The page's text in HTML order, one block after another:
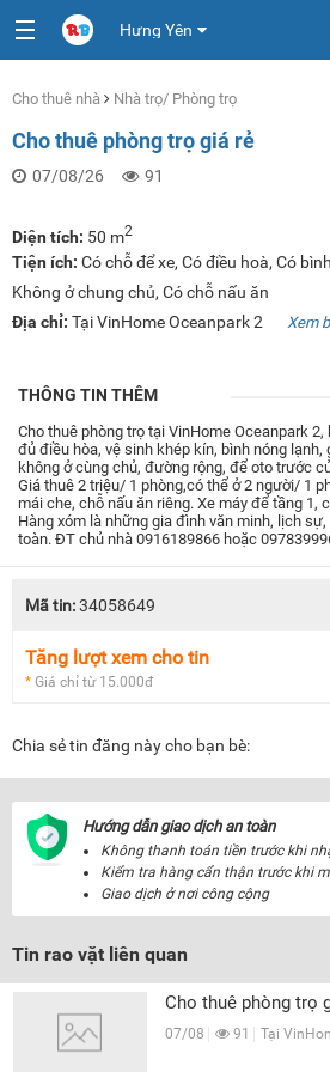
Hưng Yên
Cho thuê nhà Nhà trọ/ Phòng trọ
Cho thuê phòng trọ giá rẻ
07/08/26 91
Diện tích: 50 m2
Tiện ích: Có chỗ để xe, Có điều hoà, Có
Không ở chung chủ, Có chỗ nấu ăn
Địa chỉ: Tại VinHome Oceanpark 2 Xem
THÔNG TIN THÊM
Cho thuê phòng trọ tại VinHome Oceanpark
đủ điều hòa, vệ sinh khép kín, bình nóng
không ở cùng chủ, đường rộng, để oto trước
Giá thuê 2 triệu/ 1 phòng,có thể ở 2 người/ 1
mái che, chỗ nấu ăn riêng. Xe máy để tầng 1,
Hàng xóm là những gia đình văn minh, lịch
toàn. ĐT chủ nhà 0916189866 hoặc
Mã tin:34058649
Tăng lượt xem cho tin
* Giá chỉ từ 15.000đ
Chia sẻ tin đăng này cho bạn bè:
Hướng dẫn giao dịch an toàn
Không thanh toán tiền trước khi
Kiểm tra hàng cẩn thận trước khi
Giao dịch ở nơi công cộng
Tin rao vặt liên quan
Cho thuê phòng trọ
07/08 91 Tại